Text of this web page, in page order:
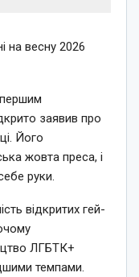
на весну 2026
заявив про
Його
жовта преса, і
руки.
відкритих гей-
ЛГБТК+
темпами.